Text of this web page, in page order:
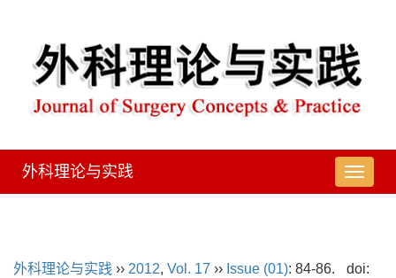
导
航
外科理论与实践
外科理论与实践 ›› 2012, Vol. 17 ›› Issue (01): 84-86.
doi: